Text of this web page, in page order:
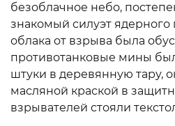
безоблачное небо,
знакомый силуэт ядерного
облака от взрыва была
противотанковые мины
штуки в деревянную тару,
масляной краской в
взрывателей стояли